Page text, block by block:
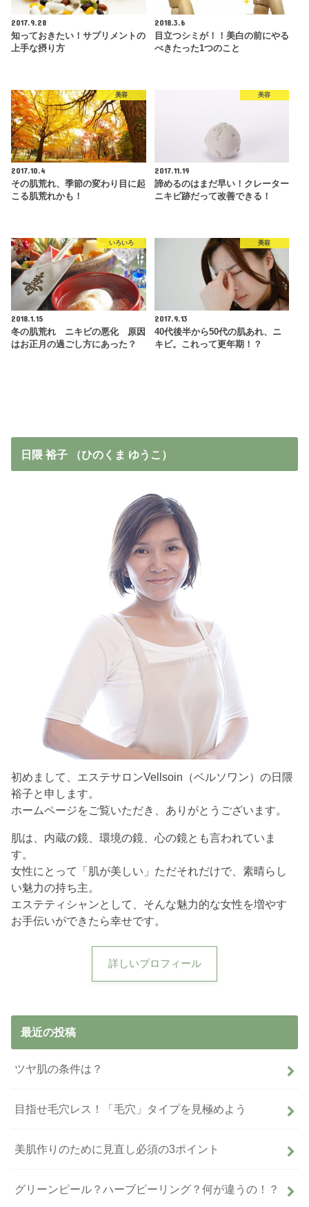
2017.9.28
知っておきたい！サプリメントの
上手な摂り方
2018.3.6
目立つシミが！！美白の前にやる
べきたった1つのこと
美容
2017.10.4
その肌荒れ、季節の変わり目に起
こる肌荒れかも！
美容
2017.11.19
諦めるのはまだ早い！クレーター
ニキビ跡だって改善できる！
いろいろ
2018.1.15
冬の肌荒れ ニキビの悪化 原因
はお正月の過ごし方にあった？
美容
2017.9.13
40代後半から50代の肌あれ、ニ
キビ。これって更年期！？
日隈 裕子 （ひのくま ゆうこ）
初めまして、エステサロンVellsoin（ベルソワン）の日隈
裕子と申します。
ホームページをご覧いただき、ありがとうございます。
肌は、内蔵の鏡、環境の鏡、心の鏡とも言われていま
す。
女性にとって「肌が美しい」ただそれだけで、素晴らし
い魅力の持ち主。
エステティシャンとして、そんな魅力的な女性を増やす
お手伝いができたら幸せです。
詳しいプロフィール
最近の投稿
ツヤ肌の条件は？
目指せ毛穴レス！「毛穴」タイプを見極めよう
美肌作りのために見直し必須の3ポイント
グリーンピール？ハーブピーリング？何が違うの！？